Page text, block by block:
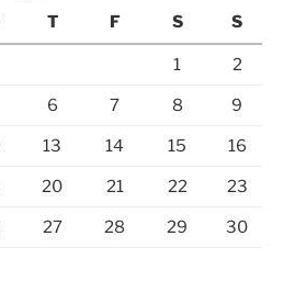
T F S S
1 2
6 7 8 9
13 14 15 16
20 21 22 23
27 28 29 30